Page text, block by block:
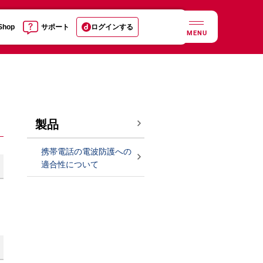
サポート ログインする
MENU
製品
携帯電話の電波防護への
適合性について